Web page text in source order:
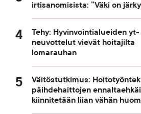
irtisanomisista: ”Väki on
Tehy: Hyvinvointialueiden yt-
neuvottelut vievät hoitajilta
lomarauhan
Väitöstutkimus:
päihdehaittojen
kiinnitetään liian vähän